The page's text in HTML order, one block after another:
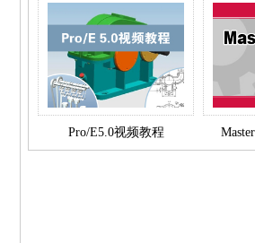
Pro/E5.0视频教程